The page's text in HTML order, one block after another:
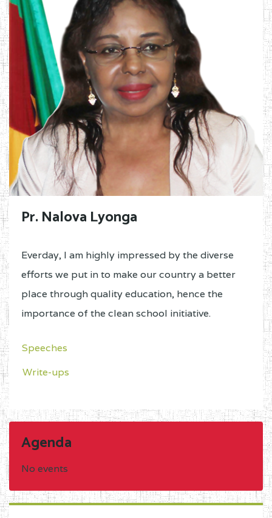
Pr. Nalova Lyonga
Everday, I am highly impressed by the diverse
efforts we put in to make our country a better
place through quality education, hence the
importance of the clean school initiative.
Speeches
Write-ups
Agenda
No events